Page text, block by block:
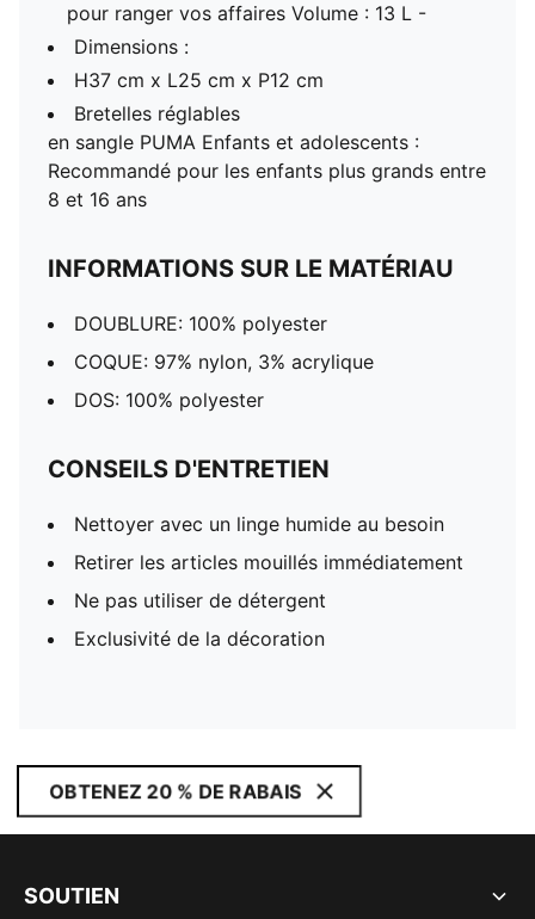
pour ranger vos affaires Volume : 13 L -
Dimensions :
H37 cm x L25 cm x P12 cm
Bretelles réglables
en sangle PUMA Enfants et adolescents :
Recommandé pour les enfants plus grands entre
8 et 16 ans
INFORMATIONS SUR LE MATÉRIAU
DOUBLURE: 100% polyester
COQUE: 97% nylon, 3% acrylique
DOS: 100% polyester
CONSEILS D'ENTRETIEN
Nettoyer avec un linge humide au besoin
Retirer les articles mouillés immédiatement
Ne pas utiliser de détergent
Exclusivité de la décoration
OBTENEZ 20 % DE RABAIS
SOUTIEN